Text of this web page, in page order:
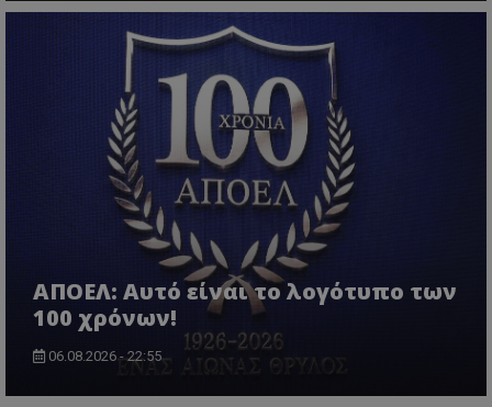
ΑΠΟΕΛ: Αυτό είναι το λογότυπο των
100 χρόνων!
06.08.2026 - 22:55